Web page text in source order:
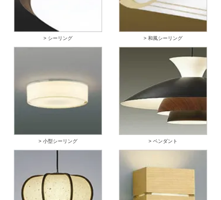
> シーリング > 和風シーリング
> 小型シーリング > ペンダント